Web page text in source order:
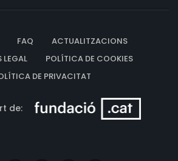
FAQ
ACTUALITZACIONS
LEGAL
POLÍTICA DE COOKIES
DE PRIVACITAT
de: